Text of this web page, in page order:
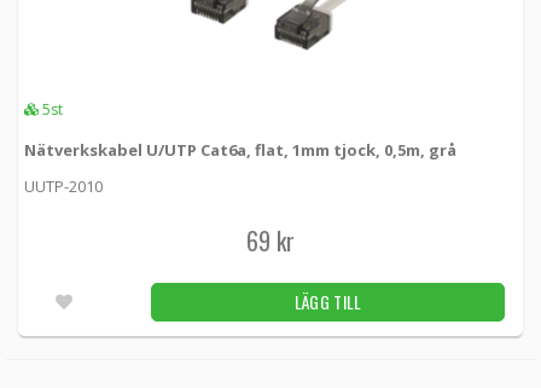
5st
Nätverkskabel U/UTP Cat6a, flat, 1mm tjock, 0,5m, grå
UUTP-2010
69 kr
LÄGG TILL